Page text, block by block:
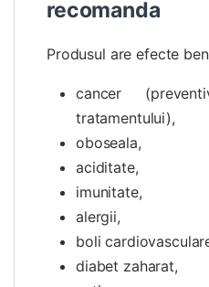
recomanda
Produsul are efecte
cancer
tratamentului),
oboseala,
aciditate,
imunitate,
alergii,
boli
diabet zaharat,